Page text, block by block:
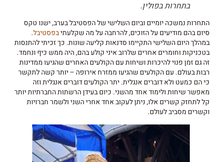
בתחרות בפולין.
התחרות נמשכה יומיים וביום השלישי של הפסטיבל בערב, ישנו טקס
סיום בהם מודיעים על הזוכים, להרחבה על מה שקלעתיבפסטיבל.
במהלך היום השלישי התקיימו סדנאות קליעה שונות. כך זכיתי להתנסות
בטכניקות וחומרים אחרים שלרוב איני קולע בהם, היה ממש כיף ונחמד.
זה גם זמן פנוי להיכרות ושיחות עם הקולעים האחרים שהגיעו ממדינות
רבות בעולם. עם הקולעים שהגיעו ממזרח אירופה – יותר קשה לתקשר
כי הם כמעט ולא דוברים אנגלית. יתר הקולעים דוברים אנגלית וזה
מאפשר שיחות ולימוד אחד מהשני. כיום בעידן הרשתות החברתיות יותר
קל לתחזק קשרים אלו, ניתן לעקוב אחד אחרי השני ולשמר חברויות
וקשרים מסביב לעולם.